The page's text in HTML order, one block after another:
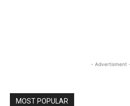
- Advertisment -
MOST POPULAR